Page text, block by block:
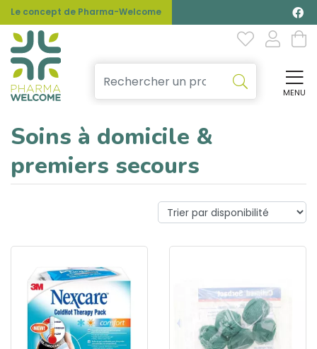
Le concept de Pharma-Welcome
MENU
Soins à domicile &
premiers secours